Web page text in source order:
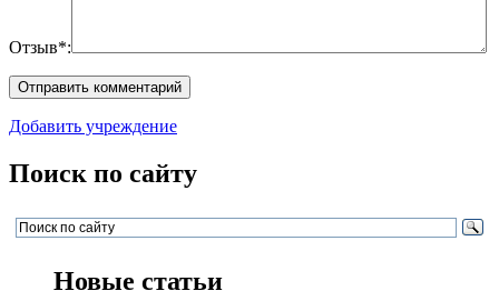
Отзыв*:
Добавить учреждение
Поиск по сайту
Новые статьи